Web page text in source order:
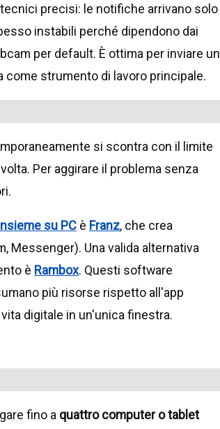
precisi: le notifiche arrivano solo
instabili perché dipendono dai
per default. È ottima per inviare un
come strumento di lavoro principale.
si scontra con il limite
Per aggirare il problema senza
su PC è Franz, che crea
Messenger). Una valida alternativa
è Rambox. Questi software
più risorse rispetto all'app
digitale in un'unica finestra.
fino a quattro computer o tablet